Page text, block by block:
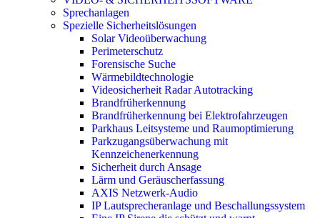
Sprechanlagen
Spezielle Sicherheitslösungen
Solar Videoüberwachung
Perimeterschutz
Forensische Suche
Wärmebildtechnologie
Videosicherheit Radar Autotracking​
Brandfrüherkennung
Brandfrüherkennung bei Elektrofahrzeugen
Parkhaus Leitsysteme und Raumoptimierung
Parkzugangsüberwachung mit
Kennzeichenerkennung
Sicherheit durch Ansage
Lärm und Geräuscherfassung
AXIS Netzwerk-Audio
IP Lautsprecheranlage und Beschallungssystem